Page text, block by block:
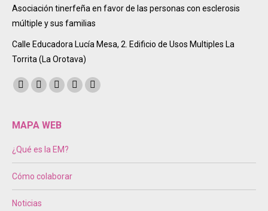
Asociación tinerfeña en favor de las personas con esclerosis
múltiple y sus familias
Calle Educadora Lucía Mesa, 2. Edificio de Usos Multiples La
Torrita (La Orotava)
Encuéntranos en:
Facebook
opens
new
Twitter
opens
new
Instagram
opens
new
Mail Sitio
MAPA WEB
¿Qué es la EM?
Cómo colaborar
Noticias